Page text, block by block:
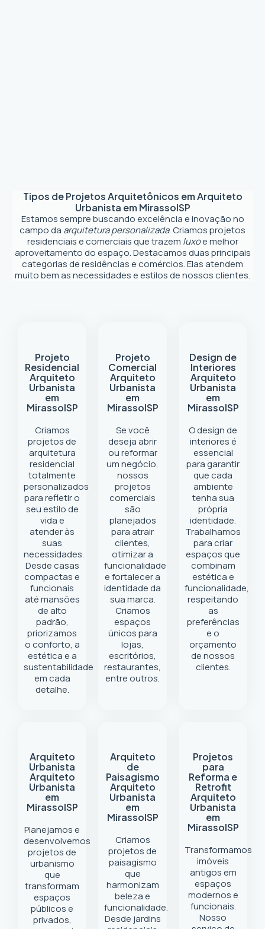
Tipos de Projetos Arquitetônicos emArquiteto
Urbanista em MirassolSP
Estamos sempre buscando excelência e inovação no
campo da arquitetura personalizada. Criamos projetos
residenciais e comerciais que trazem luxoe melhor
aproveitamento do espaço. Destacamos duas principais
categorias de residências e comércios. Elas atendem
muito bem as necessidades e estilos de nossos clientes.
Projeto
Residencial
Arquiteto
Urbanista
em
MirassolSP
Criamos
projetos de
arquitetura
residencial
totalmente
personalizados
para refletir o
seu estilo de
vida e
atender às
suas
necessidades.
Desde casas
compactas e
funcionais
até mansões
de alto
padrão,
priorizamos
o conforto, a
estética e a
sustentabilidade
em cada
detalhe.
Projeto
Comercial
Arquiteto
Urbanista
em
MirassolSP
Se você
deseja abrir
ou reformar
um negócio,
nossos
projetos
comerciais
são
planejados
para atrair
clientes,
otimizar a
funcionalidade
e fortalecer a
identidade da
sua marca.
Criamos
espaços
únicos para
lojas,
escritórios,
restaurantes,
entre outros.
Design de
Interiores
Arquiteto
Urbanista
em
MirassolSP
O design de
interiores é
essencial
para garantir
que cada
ambiente
tenha sua
própria
identidade.
Trabalhamos
para criar
espaços que
combinam
estética e
funcionalidade,
respeitando
as
preferências
e o
orçamento
de nossos
clientes.
Arquiteto
Urbanista
Arquiteto
Urbanista
em
MirassolSP
Planejamos e
desenvolvemos
projetos de
urbanismo
que
transformam
espaços
públicos e
privados,
Arquiteto
de
Paisagismo
Arquiteto
Urbanista
em
MirassolSP
Criamos
projetos de
paisagismo
que
harmonizam
beleza e
funcionalidade.
Desde jardins
Projetos
para
Reforma e
Retrofit
Arquiteto
Urbanista
em
MirassolSP
Transformamos
imóveis
antigos em
espaços
modernos e
funcionais.
Nosso